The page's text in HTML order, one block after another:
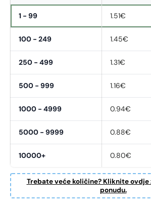
1 - 99 1.51€
100 - 249 1.45€
250 - 499 1.31€
500 - 999 1.16€
1000 - 4999 0.94€
5000 - 9999 0.88€
10000+ 0.80€
Trebate veće količine? Kliknite ovdje
ponudu.
Fornavn *